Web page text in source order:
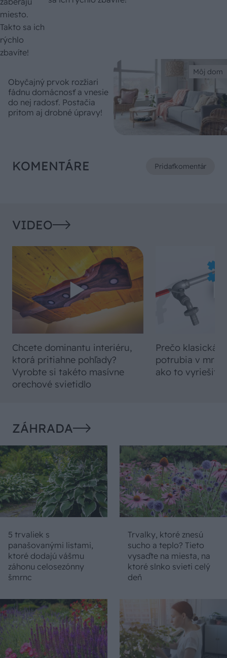
Môj dom
Obyčajný prvok rozžiari
fádnu domácnosť a vnesie
do nej radosť. Postačia
pritom aj drobné úpravy!
KOMENTÁRE Pridaťkomentár
VIDEO
Chcete dominantu interiéru,
ktorá pritiahne pohľady?
Vyrobte si takéto masívne
orechové svietidlo
Prečo klasická
potrubia v
ako to vyriešiť
ZÁHRADA
5 trvaliek s
panašovanými listami,
ktoré dodajú vášmu
záhonu celosezónny
šmrnc
Trvalky, ktoré znesú
sucho a teplo? Tieto
vysaďte na miesta, na
ktoré slnko svieti celý
deň